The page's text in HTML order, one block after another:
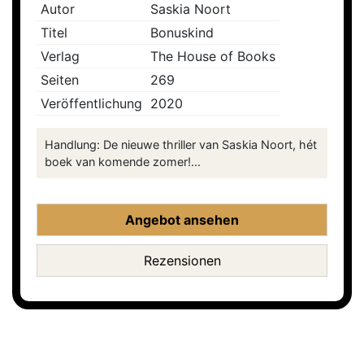
Autor
Saskia Noort
Titel
Bonuskind
Verlag
The House of Books
Seiten
269
Veröffentlichung 2020
Handlung: De nieuwe thriller van Saskia Noort, hét
boek van komende zomer!...
Angebot ansehen
Rezensionen